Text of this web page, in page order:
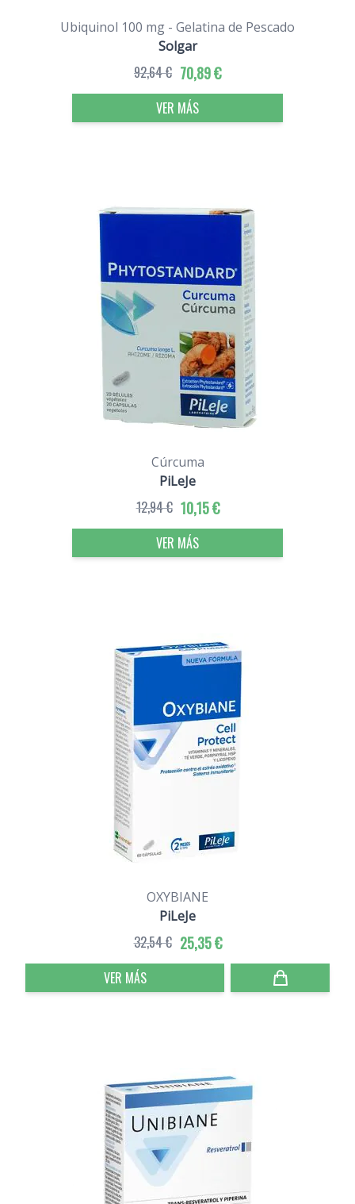
Ubiquinol 100 mg - Gelatina de Pescado
Solgar
70,89 €
92,64 €
VER MÁS
Cúrcuma
PiLeJe
10,15 €
12,94 €
VER MÁS
OXYBIANE
PiLeJe
25,35 €
32,54 €
VER MÁS